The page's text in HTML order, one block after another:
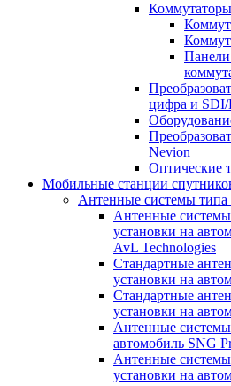
цифра и
Nevion
Оптические
Мобильные станции
Антенные системы типа
Антенные
установки на
AvL Technologies
Стандартные
установки на
Стандартные
установки на
Антенные
автомобиль SNG
Антенные
установки на